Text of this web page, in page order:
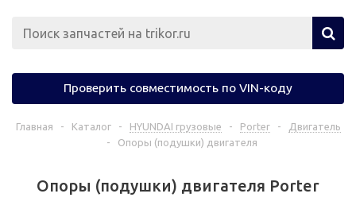
Проверить совместимость по VIN-коду
Главная - Каталог - HYUNDAI грузовые - Porter -
Двигатель
-
Опоры (подушки) двигателя
Опоры (подушки) двигателя Porter